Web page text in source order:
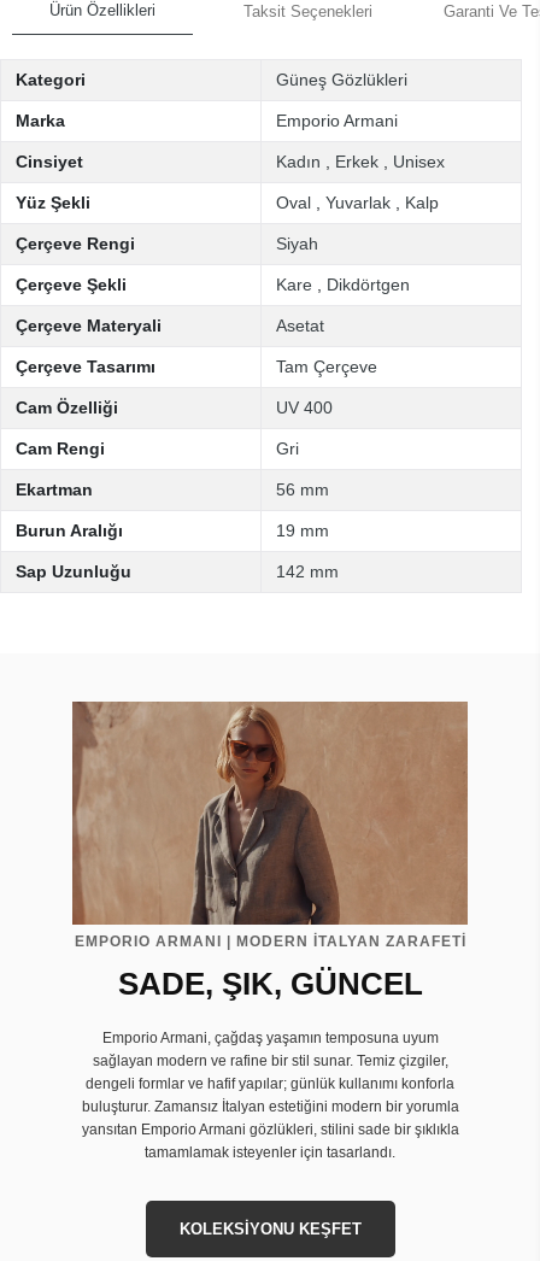
Ürün Özellikleri Taksit Seçenekleri Garanti Ve
Kategori Güneş Gözlükleri
Marka Emporio Armani
Cinsiyet Kadın Erkek Unisex
Yüz Şekli Oval Yuvarlak Kalp
Çerçeve Rengi Siyah
Çerçeve Şekli Kare Dikdörtgen
Çerçeve Materyali Asetat
Çerçeve Tasarımı Tam Çerçeve
Cam Özelliği UV 400
Cam Rengi Gri
Ekartman 56 mm
Burun Aralığı 19 mm
Sap Uzunluğu 142 mm
EMPORIO ARMANI | MODERN İTALYAN ZARAFETİ
SADE, ŞIK, GÜNCEL
Emporio Armani, çağdaş yaşamın temposuna uyum
sağlayan modern ve rafine bir stil sunar. Temiz çizgiler,
dengeli formlar ve hafif yapılar; günlük kullanımı konforla
buluşturur. Zamansız İtalyan estetiğini modern bir yorumla
yansıtan Emporio Armani gözlükleri, stilini sade bir şıklıkla
tamamlamak isteyenler için tasarlandı.
KOLEKSİYONU KEŞFET